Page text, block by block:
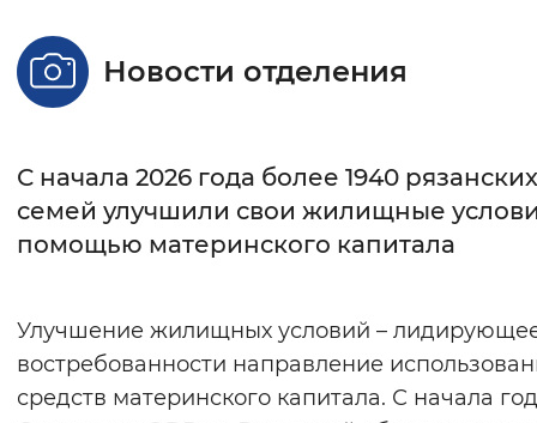
Стандартный Увеличенный
Интервал между буквами
Цвет сайта
Новости отделения
С начала 2026 года более 1940 рязанских
семей улучшили свои жилищные
помощью материнского капитала
Улучшение жилищных условий –
востребованности направление
средств материнского капитала. С начала